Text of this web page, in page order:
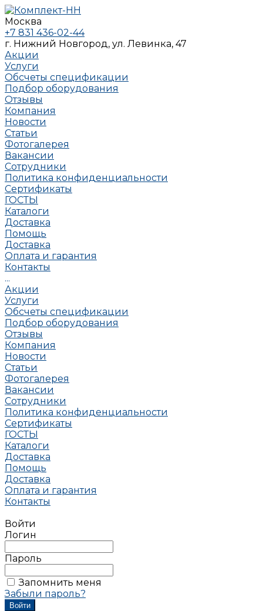
Москва
+7 831 436-02-44
г. Нижний Новгород, ул. Левинка, 47
Акции
Услуги
Обсчеты спецификации
Подбор оборудования
Отзывы
Компания
Новости
Статьи
Фотогалерея
Вакансии
Сотрудники
Политика конфиденциальности
Сертификаты
ГОСТЫ
Каталоги
Доставка
Помощь
Доставка
Оплата и гарантия
Контакты
...
Акции
Услуги
Обсчеты спецификации
Подбор оборудования
Отзывы
Компания
Новости
Статьи
Фотогалерея
Вакансии
Сотрудники
Политика конфиденциальности
Сертификаты
ГОСТЫ
Каталоги
Доставка
Помощь
Доставка
Оплата и гарантия
Контакты
Войти
Логин
Пароль
Запомнить меня
Забыли пароль?